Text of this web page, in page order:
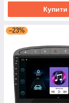
Купити
–23%